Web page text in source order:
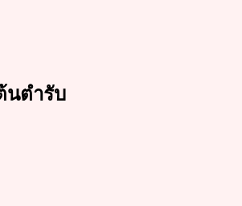
นตำรับ